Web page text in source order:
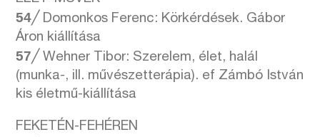
54╱ Domonkos Ferenc: Körkérdések. Gábor
Áron kiállítása
57╱ Wehner Tibor: Szerelem, élet, halál
(munka-, ill. művészetterápia). ef Zámbó István
kis életmű-kiállítása
FEKETÉN-FEHÉREN